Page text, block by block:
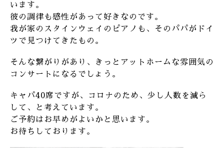
います。
彼の調律も感性があって好きなのです。
我が家のスタインウェイのピアノも、そのパパがドイ
ツで見つけてきたもの。
そんな繋がりがあり、きっとアットホームな雰囲気の
コンサートになるでしょう。
キャパ40席ですが、コロナのため、少し人数を減ら
して、と考えています。
ご予約はお早めがよいかと思います。
お待ちしております。